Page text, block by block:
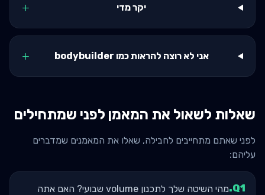
יקר מדי +
אני לא רוצה להראות כמו bodybuilder +
שאלות לשאול את המאמן לפני שמתחילים
לפני שאתם מתחייבים לחבילה, שאלו את המאמנים שמדברים
עליהם:
Q1
.
מהי השיטה שלך לתכנון volume שבועי? האם אתה